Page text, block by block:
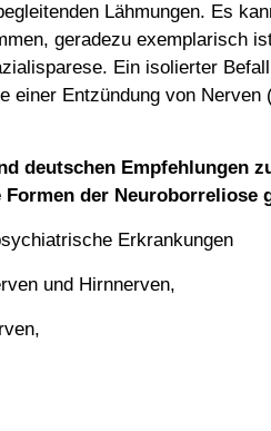
Lähmungen. Es
geradezu exemplarisch
Ein isolierter
einer Entzündung von Nerven
deutschen Empfehlungen
der Neuroborreliose
Erkrankungen
und Hirnnerven,